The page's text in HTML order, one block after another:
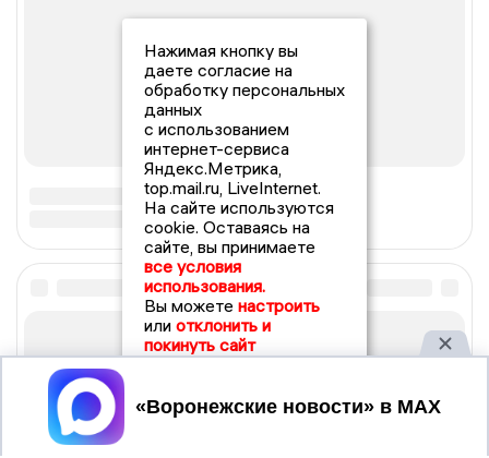
Нажимая кнопку вы
даете согласие на
обработку персональных
данных
с использованием
интернет-сервиса
Яндекс.Метрика,
top.mail.ru, LiveInternet.
На сайте используются
cookie. Оставаясь на
сайте, вы принимаете
все условия
использования.
Вы можете настроить
или отклонить и
покинуть сайт
Принять